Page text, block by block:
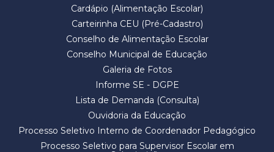
Cardápio (Alimentação Escolar)
Carteirinha CEU (Pré-Cadastro)
Conselho de Alimentação Escolar
Conselho Municipal de Educação
Galeria de Fotos
Informe SE - DGPE
Lista de Demanda (Consulta)
Ouvidoria da Educação
Processo Seletivo Interno de Coordenador Pedagógico
Processo Seletivo para Supervisor Escolar em